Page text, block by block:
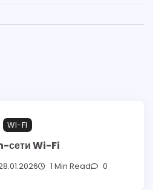
WI-FI
сети Wi-Fi
1 Min Read 0